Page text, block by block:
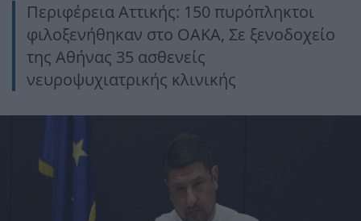
Περιφέρεια Αττικής: 150 πυρόπληκτοι
φιλοξενήθηκαν στο ΟΑΚΑ, Σε ξενοδοχείο
της Αθήνας 35 ασθενείς
νευροψυχιατρικής κλινικής